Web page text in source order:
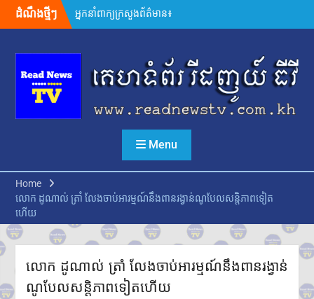
ដំណឹងថ្មីៗ
អ្នកនាំពាក្យក្រសួងព័ត៌មាន៖
គេហទំព័រមន្ទីរព័ត៌មានរាជធានី-ខេត្ត
ដ៏សំខាន់
សម្តេចមហាបវរធិបតី ហ៊ុន
ម៉ាណែត ដាក់ចេញដំណោះស្រាយ
៨ចំណុច ពន្លឿនបញ្ហាជាប់គាំងនៃ
ការចេញបណ្ណសម្គាល់កម្មសិទ្ធិដីធ្លី
រដ្ឋមន្រ្តីក្រសួងមហាផ្ទៃ អំពាវនាវ
អង្គការ សមាគម ដៃគូអភិវឌ្ឍន៍ បន្ត
ចូលរួមលើកកម្ពស់អភិវឌ្ឍន៍ជាតិ
ឯកឧត្តម ស៊ុន ចាន់ថុល បញ្ជាក់ថា
អត្រាពន្ធថ្មីចំនួន ១០% ដែល
សហរដ្ឋអាមេរិកដាក់លើកម្ពុជា
១៩% នោះទេ
លោក ហ្សេលេនស្គី អះអាងថា រុស្ស៊ី
គ្រោងនាំទាហានកូរ៉េខាងជើង
៣០,០០០នាក់បន្ថែម មកចូលរួម
ក្នុងសង្គ្រាម
Menu
Home
លោក ដូណាល់ ត្រាំ លែងចាប់អារម្មណ៍នឹងពានរង្វាន់ណូបែលសន្តិភាពទៀត
ហើយ
លោក ដូណាល់ ត្រាំ លែងចាប់អារម្មណ៍នឹងពានរង្វាន់
ណូបែលសន្តិភាពទៀតហើយ